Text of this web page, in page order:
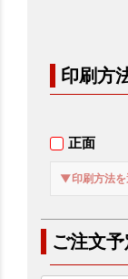
印刷方
正面
▼印刷方法を
ご注文